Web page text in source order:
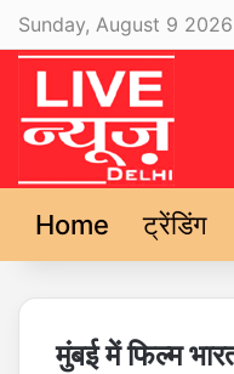
Sunday, August 9 2026
Home ट्रेंडिंग
मुंबई में फिल्म